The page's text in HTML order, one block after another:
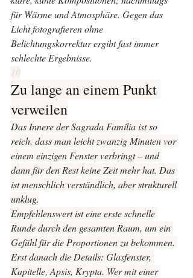
für Wärme und Atmosphäre. Gegen das
Licht fotografieren ohne
Belichtungskorrektur ergibt fast immer
schlechte Ergebnisse.
10
Zu lange an einem Punkt
verweilen
Das Innere der Sagrada Família ist so
reich, dass man leicht zwanzig Minuten vor
einem einzigen Fenster verbringt – und
dann für den Rest keine Zeit mehr hat. Das
ist menschlich verständlich, aber strukturell
unklug.
Empfehlenswert ist eine erste schnelle
Runde durch den gesamten Raum, um ein
Gefühl für die Proportionen zu bekommen.
Erst danach die Details: Glasfenster,
Kapitelle, Apsis, Krypta. Wer mit einer